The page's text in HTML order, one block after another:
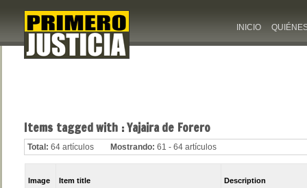
INICIO
Items tagged with : Yajaira de Forero
Total: 64 artículos Mostrando: 61 - 64 artículos
Image Item title Description